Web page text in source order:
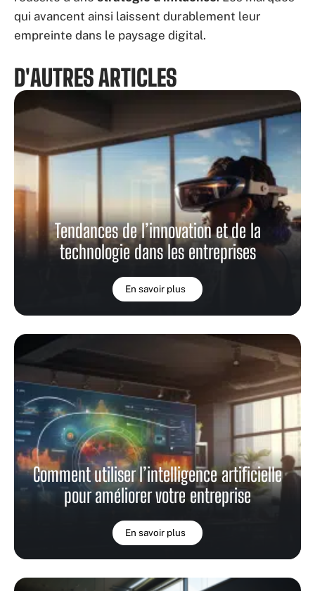
qui avancent ainsi laissent durablement leur
empreinte dans le paysage digital.
D'AUTRES ARTICLES
Tendances de l’innovation et de la
technologie dans les entreprises
En savoir plus
Comment utiliser l’intelligence artificielle
pour améliorer votre entreprise
En savoir plus